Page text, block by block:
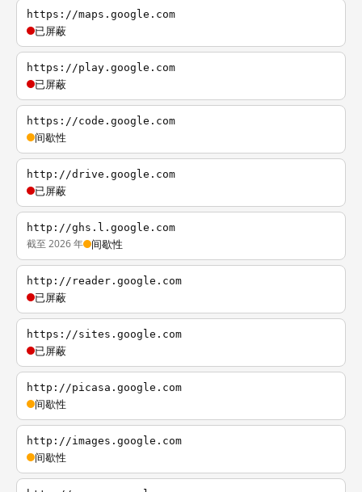
https://maps.google.com
已屏蔽
https://play.google.com
已屏蔽
https://code.google.com
间歇性
http://drive.google.com
已屏蔽
http://ghs.l.google.com
截至 2026 年 间歇性
http://reader.google.com
已屏蔽
https://sites.google.com
已屏蔽
http://picasa.google.com
间歇性
http://images.google.com
间歇性